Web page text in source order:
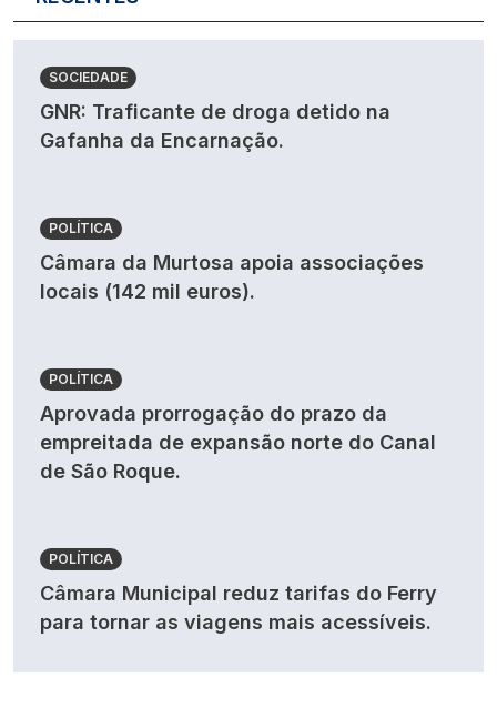
SOCIEDADE
GNR: Traficante de droga detido na
Gafanha da Encarnação.
POLÍTICA
Câmara da Murtosa apoia associações
locais (142 mil euros).
POLÍTICA
Aprovada prorrogação do prazo da
empreitada de expansão norte do Canal
de São Roque.
POLÍTICA
Câmara Municipal reduz tarifas do Ferry
para tornar as viagens mais acessíveis.